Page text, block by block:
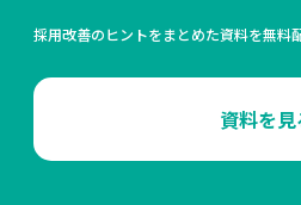
採用改善のヒントをまとめた資料を無料
資料を見